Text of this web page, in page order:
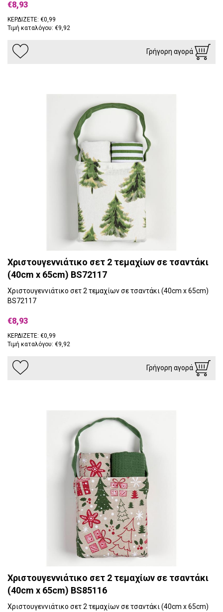
€8,93
ΚΕΡΔΙΖΕΤΕ: €0,99
Τιμή καταλόγου: €9,92
Γρήγορη αγορά
Χριστουγεννιάτικο σετ 2 τεμαχίων σε τσαντάκι
(40cm x 65cm) BS72117
Χριστουγεννιάτικο σετ 2 τεμαχίων σε τσαντάκι (40cm x 65cm)
BS72117
€8,93
ΚΕΡΔΙΖΕΤΕ: €0,99
Τιμή καταλόγου: €9,92
Γρήγορη αγορά
Χριστουγεννιάτικο σετ 2 τεμαχίων σε τσαντάκι
(40cm x 65cm) BS85116
Χριστουγεννιάτικο σετ 2 τεμαχίων σε τσαντάκι (40cm x 65cm)